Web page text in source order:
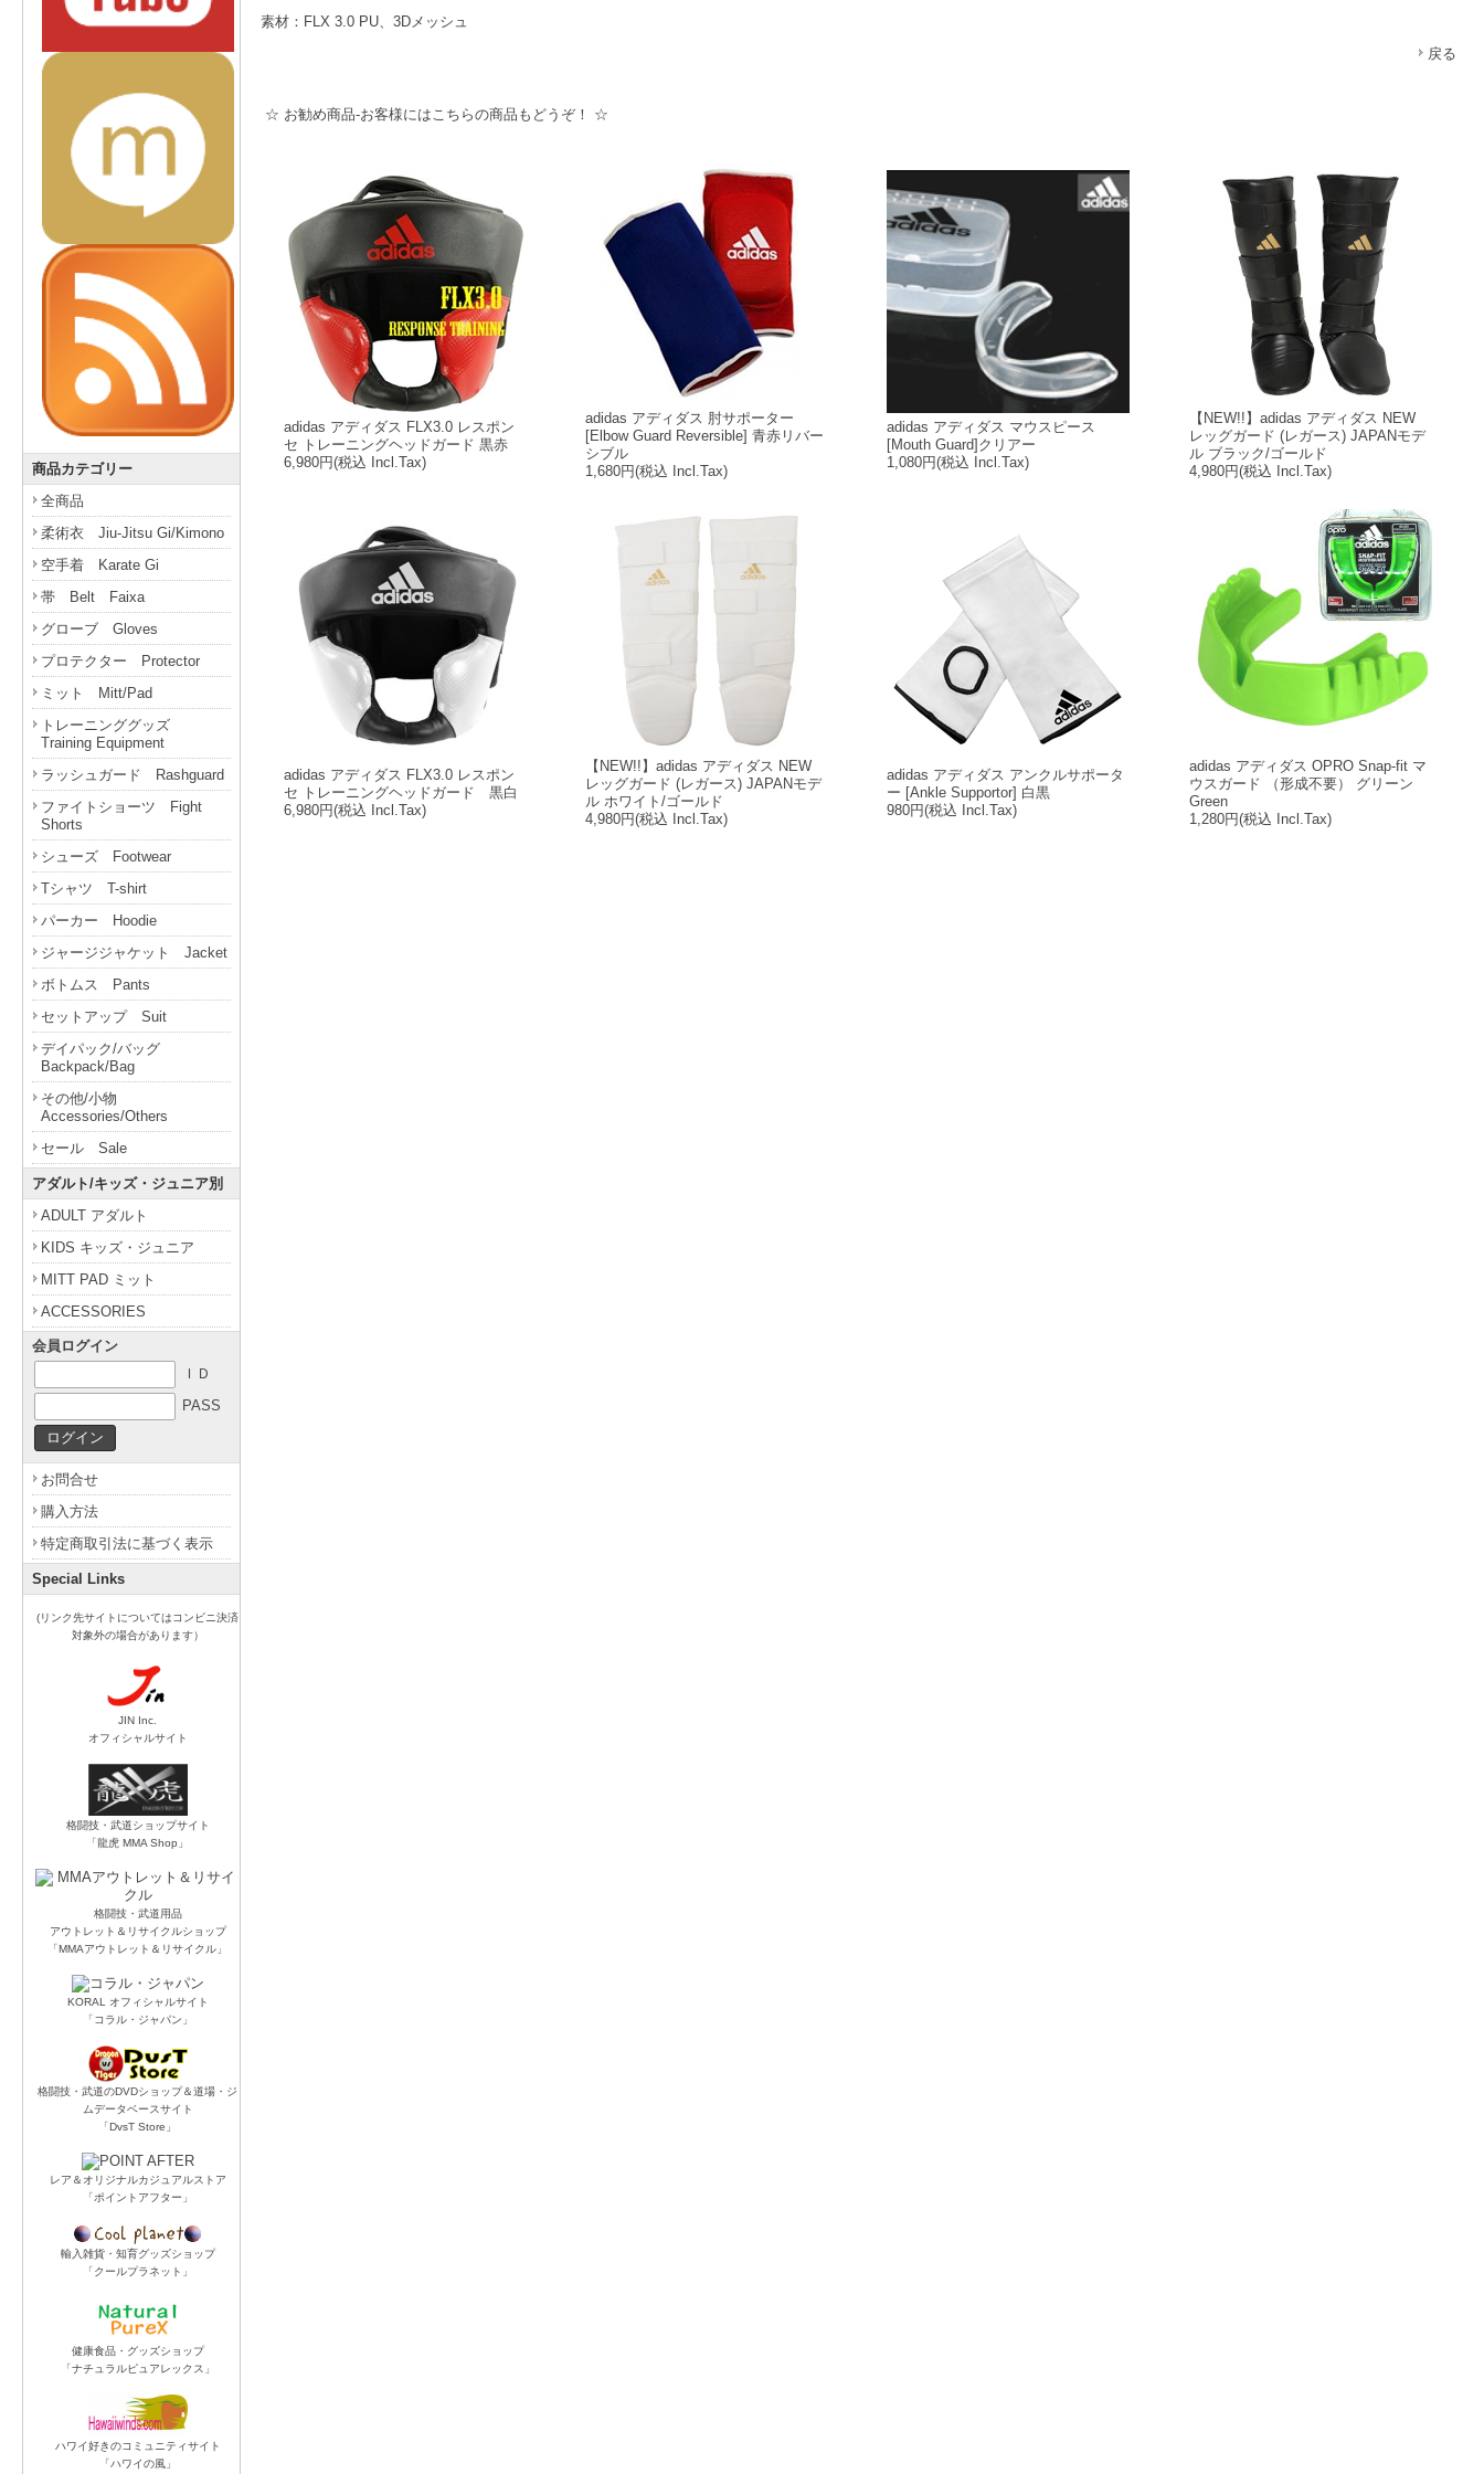
素材：FLX 3.0 PU、3Dメッシュ
戻る
☆ お勧め商品-お客様にはこちらの商品もどうぞ！ ☆
adidas アディダス FLX3.0 レスポン
セ トレーニングヘッドガード 黒赤
6,980円(税込 Incl.Tax)
adidas アディダス 肘サポーター
[Elbow Guard Reversible] 青赤リバー
シブル
1,680円(税込 Incl.Tax)
adidas アディダス マウスピース
[Mouth Guard]クリアー
1,080円(税込 Incl.Tax)
【NEW!!】adidas アディダス NEW
レッグガード (レガース) JAPANモデ
ル ブラック/ゴールド
4,980円(税込 Incl.Tax)
adidas アディダス FLX3.0 レスポン
セ トレーニングヘッドガード 黒白
6,980円(税込 Incl.Tax)
【NEW!!】adidas アディダス NEW
レッグガード (レガース) JAPANモデ
ル ホワイト/ゴールド
4,980円(税込 Incl.Tax)
adidas アディダス アンクルサポータ
ー [Ankle Supportor] 白黒
980円(税込 Incl.Tax)
adidas アディダス OPRO Snap-fit マ
ウスガード （形成不要） グリーン
Green
1,280円(税込 Incl.Tax)
商品カテゴリー
全商品
柔術衣 Jiu-Jitsu Gi/Kimono
空手着 Karate Gi
帯 Belt Faixa
グローブ Gloves
プロテクター Protector
ミット Mitt/Pad
トレーニンググッズ
Training Equipment
ラッシュガード Rashguard
ファイトショーツ Fight
Shorts
シューズ Footwear
Tシャツ T-shirt
パーカー Hoodie
ジャージジャケット Jacket
ボトムス Pants
セットアップ Suit
デイパック/バッグ
Backpack/Bag
その他/小物
Accessories/Others
セール Sale
アダルト/キッズ・ジュニア別
ADULT アダルト
KIDS キッズ・ジュニア
MITT PAD ミット
ACCESSORIES
会員ログイン
ＩＤ
PASS
お問合せ
購入方法
特定商取引法に基づく表示
Special Links
(リンク先サイトについてはコンビニ決済
対象外の場合があります）
JIN Inc.
オフィシャルサイト
格闘技・武道ショップサイト
「龍虎 MMA Shop」
格闘技・武道用品
アウトレット＆リサイクルショップ
「MMAアウトレット＆リサイクル」
KORAL オフィシャルサイト
「コラル・ジャパン」
格闘技・武道のDVDショップ＆道場・ジ
ムデータベースサイト
「DvsT Store」
レア＆オリジナルカジュアルストア
「ポイントアフター」
輸入雑貨・知育グッズショップ
「クールプラネット」
健康食品・グッズショップ
「ナチュラルピュアレックス」
ハワイ好きのコミュニティサイト
「ハワイの風」